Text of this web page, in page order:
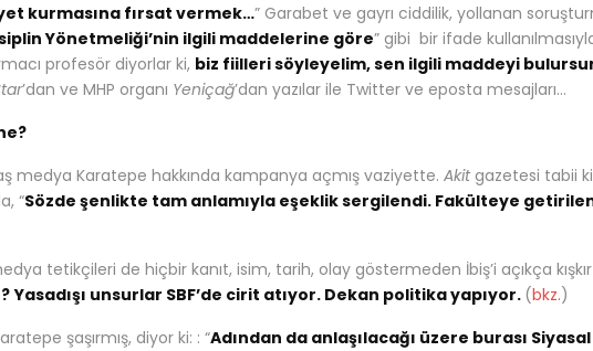
kurmasına fırsat vermek…” Garabet ve gayrı ciddilik, yollanan
Yönetmeliği’nin ilgili maddelerine göre” gibi bir ifade
profesör diyorlar ki, biz fiilleri söyleyelim, sen ilgili maddeyi
’dan ve MHP organı Yeniçağ’dan yazılar ile Twitter ve eposta mesajları…
medya Karatepe hakkında kampanya açmış vaziyette. Akit gazetesi tabii
“Sözde şenlikte tam anlamıyla eşeklik sergilendi. Fakülteye
tetikçileri de hiçbir kanıt, isim, tarih, olay göstermeden İbiş’i açıkça
Yasadışı unsurlar SBF’de cirit atıyor. Dekan politika yapıyor. (bkz.)
şaşırmış, diyor ki: : “Adından da anlaşılacağı üzere burası